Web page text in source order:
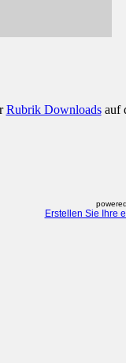
Rubrik Downloadsauf
Erstellen Sie Ihre